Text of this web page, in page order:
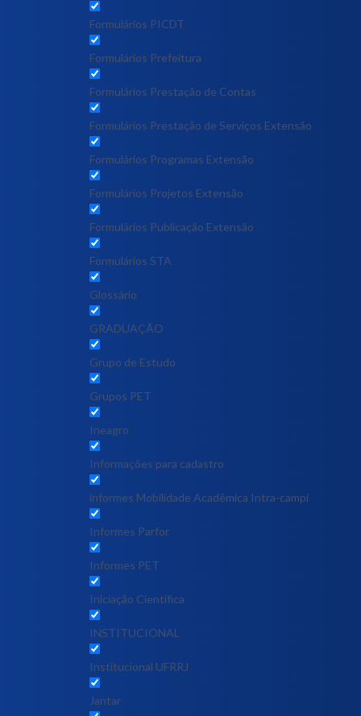
Formulários PICDT
Formulários Prefeitura
Formulários Prestação de Contas
Formulários Prestação de Serviços Extensão
Formulários Programas Extensão
Formulários Projetos Extensão
Formulários Publicação Extensão
Formulários STA
Glossário
GRADUAÇÃO
Grupo de Estudo
Grupos PET
Ineagro
Informações para cadastro
informes Mobilidade Acadêmica Intra-campi
Informes Parfor
Informes PET
Iniciação Científica
INSTITUCIONAL
Institucional UFRRJ
Jantar